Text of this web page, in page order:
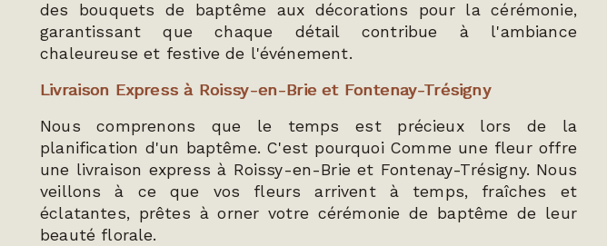
des bouquets de baptême aux décorations pour la cérémonie,
garantissant que chaque détail contribue à l'ambiance
chaleureuse et festive de l'événement.
Livraison Express à Roissy-en-Brie et Fontenay-Trésigny
Nous comprenons que le temps est précieux lors de la
planification d'un baptême. C'est pourquoi Comme une fleur offre
une livraison express à Roissy-en-Brie et Fontenay-Trésigny. Nous
veillons à ce que vos fleurs arrivent à temps, fraîches et
éclatantes, prêtes à orner votre cérémonie de baptême de leur
beauté florale.